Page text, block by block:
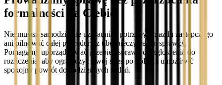
formalności na Ciebie
Nie musisz samodzielnie uzasadniać potrzeby pojazdu zastępczego
ani pilnować całej procedury z ubezpieczycielem sprawcy.
Pomagamy uporządkować przebieg sprawy od zgłoszenia do
rozliczenia, aby ograniczyć Twój stres po kolizji i umożliwić
spokojny powrót do codziennych zadań.